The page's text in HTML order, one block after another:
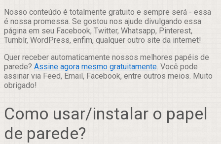
Nosso conteúdo é totalmente gratuito e sempre será - essa
é nossa promessa. Se gostou nos ajude divulgando essa
página em seu Facebook, Twitter, Whatsapp, Pinterest,
Tumblr, WordPress, enfim, qualquer outro site da internet!
Quer receber automaticamente nossos melhores papéis de
parede? Assine agora mesmo gratuitamente. Você pode
assinar via Feed, Email, Facebook, entre outros meios. Muito
obrigado!
Como usar/instalar o papel
de parede?